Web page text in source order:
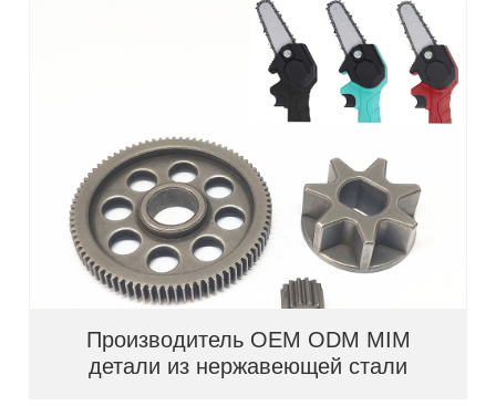
Производитель OEM ODM MIM
детали из нержавеющей стали